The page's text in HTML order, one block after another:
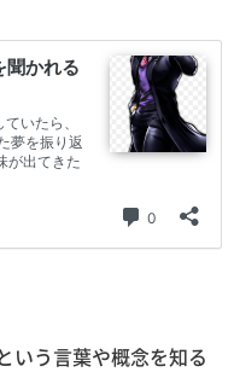
いう言葉や概念を知る